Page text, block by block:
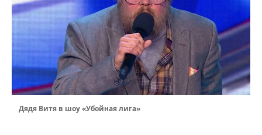
Дядя Витя в шоу «Убойная лига»